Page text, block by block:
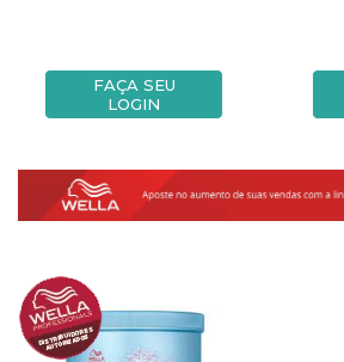
FAÇA SEU
LOGIN